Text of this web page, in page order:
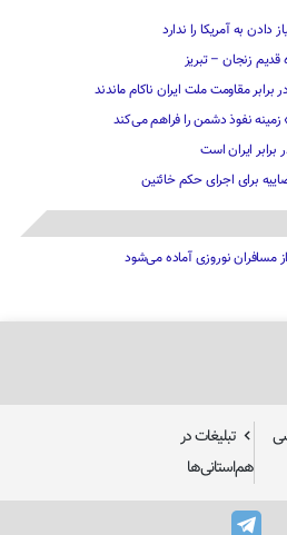
مقاومت ملت ایران ناکام ماندند
نفوذ دشمن را فراهم می‌کند
ایران است
برای اجرای حکم خائنین
مسافران نوروزی آماده می‌شود
از سال ۱۳۹۳ تازه‌ترین اخبار و گزارش‌های استان‌های ایران را در حوزه‌های